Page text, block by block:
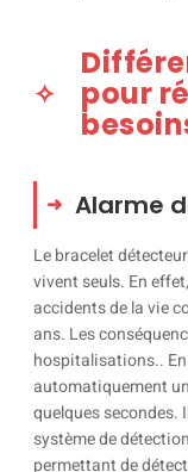
pour
Alarme
Le bracelet
vivent seuls. En
accidents de la vie
ans. Les
hospitalisations..
automatiquement
quelques secondes.
système de
permettant de